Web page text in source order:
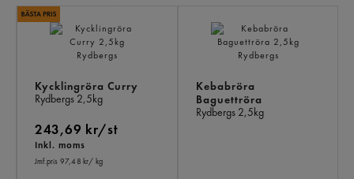
Kycklingröra Curry
Rydbergs 2,5kg
243,69 kr/st
Inkl. moms
Jmf.pris 97,48 kr/ kg
Kebabröra
Baguettröra
Rydbergs 2,5kg